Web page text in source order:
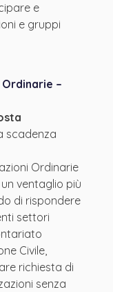
e
e gruppi
–
scadenza
Ordinarie
ventaglio più
di rispondere
settori
Civile,
richiesta di
senza